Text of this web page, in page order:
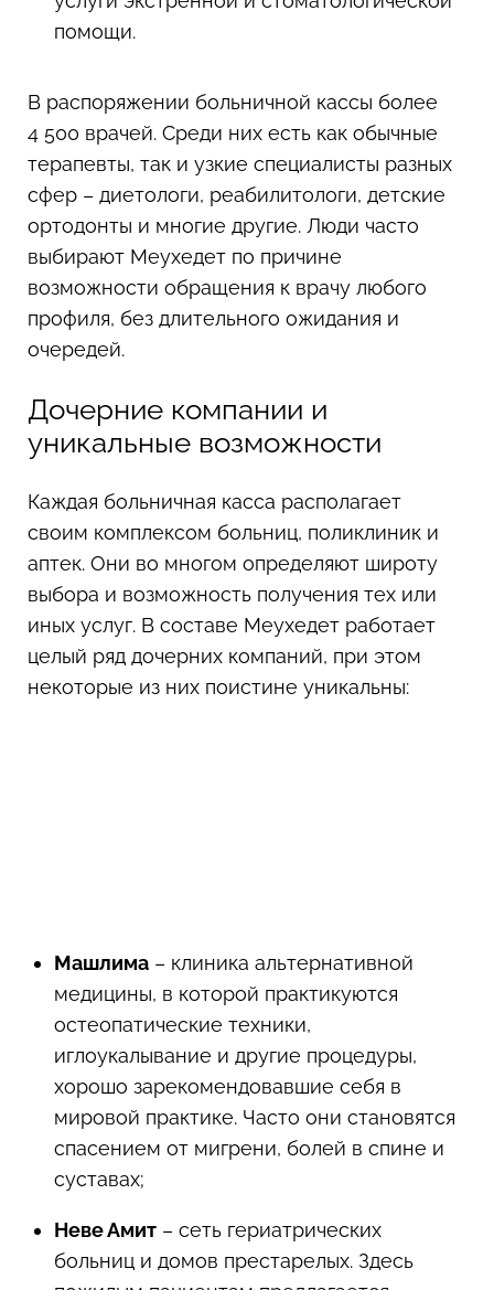
помощи.
В распоряжении больничной кассы более
4 500 врачей. Среди них есть как обычные
терапевты, так и узкие специалисты разных
сфер – диетологи, реабилитологи, детские
ортодонты и многие другие. Люди часто
выбирают Меухедет по причине
возможности обращения к врачу любого
профиля, без длительного ожидания и
очередей.
Дочерние компании и
уникальные возможности
Каждая больничная касса располагает
своим комплексом больниц, поликлиник и
аптек. Они во многом определяют широту
выбора и возможность получения тех или
иных услуг. В составе Меухедет работает
целый ряд дочерних компаний, при этом
некоторые из них поистине уникальны:
Машлима – клиника альтернативной
медицины, в которой практикуются
остеопатические техники,
иглоукалывание и другие процедуры,
хорошо зарекомендовавшие себя в
мировой практике. Часто они становятся
спасением от мигрени, болей в спине и
суставах;
Неве Амит – сеть гериатрических
больниц и домов престарелых. Здесь